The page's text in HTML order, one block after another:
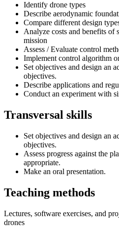
Identify drone types
Describe aerodynamic
Compare different design
Analyze costs and benefits of
mission
Assess / Evaluate control
Implement control algorithm
Set objectives and design an
objectives.
Describe applications and
Conduct an experiment with
Transversal skills
Set objectives and design an
objectives.
Assess progress against the
appropriate.
Make an oral presentation.
Teaching methods
Lectures, software exercises, and
drones